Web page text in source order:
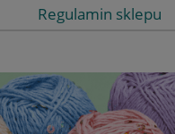
Regulamin sklepu